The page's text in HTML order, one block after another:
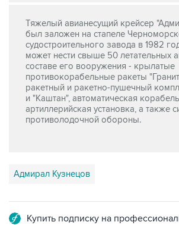
Тяжелый авианесущий крейсер
был заложен на стапеле
судостроительного завода в 1982
может нести свыше 50 летательных
составе его вооружения - крылатые
противокорабельные ракеты
ракетный и ракетно-пушечный
и "Каштан", автоматическая
артиллерийская установка, а также
противолодочной обороны.
Адмирал Кузнецов
Купить подписку на